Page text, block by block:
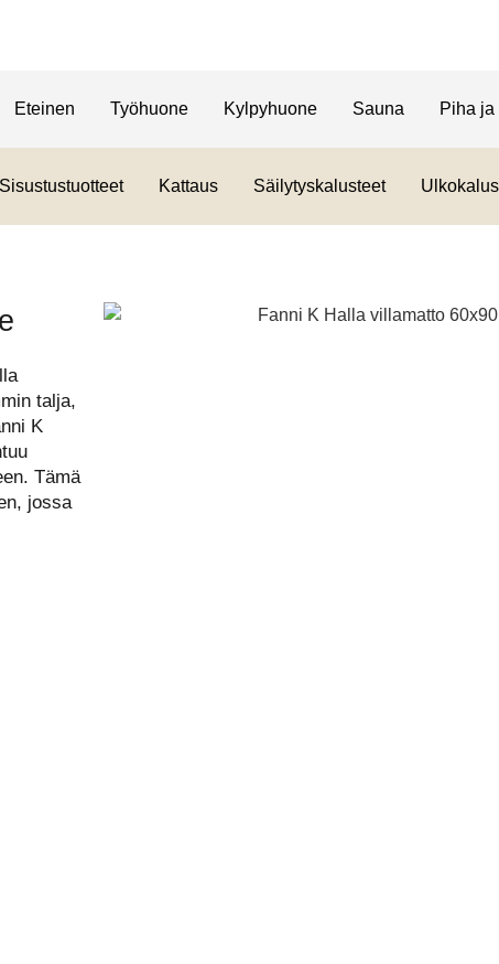
Eteinen Työhuone Kylpyhuone Sauna Piha ja
Sisustustuotteet Kattaus Säilytyskalusteet
talja,
K
Tämä
jossa